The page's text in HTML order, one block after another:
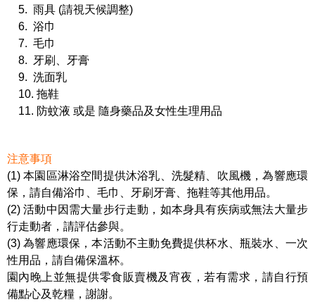
5. 雨具 (請視天候調整)
6. 浴巾
7. 毛巾
8. 牙刷、牙膏
9. 洗面乳
10. 拖鞋
11. 防蚊液 或是 隨身藥品及女性生理用品
注意事項
(1) 本園區淋浴空間提供沐浴乳、洗髮精、吹風機，為響應環
保，請自備浴巾、毛巾、牙刷牙膏、拖鞋等其他用品。
(2) 活動中因需大量步行走動，如本身具有疾病或無法大量步
行走動者，請評估參與。
(3) 為響應環保，本活動不主動免費提供杯水、瓶裝水、一次
性用品，請自備保溫杯。
園內晚上並無提供零食販賣機及宵夜，若有需求，請自行預
備點心及乾糧，謝謝。